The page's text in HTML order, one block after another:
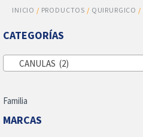
INICIO / PRODUCTOS / QUIRURGICO /
CATEGORÍAS
CANULAS (2)
Familia
MARCAS